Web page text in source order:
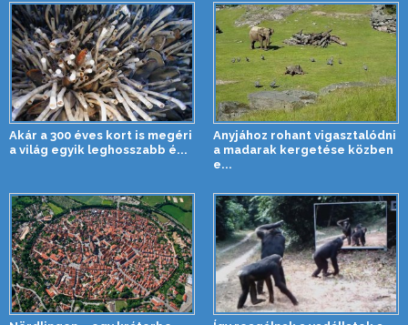
Akár a 300 éves kort is megéri
a világ egyik leghosszabb é...
Anyjához rohant vigasztalódni
a madarak kergetése közben
e...